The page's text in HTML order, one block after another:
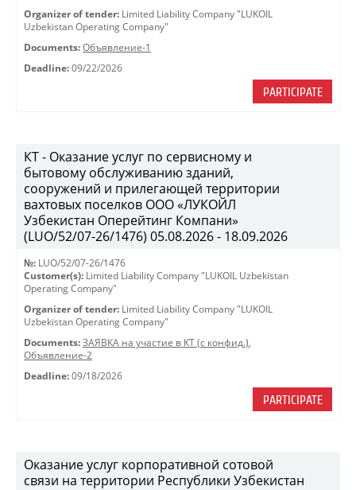
Organizer of tender: Limited Liability Company "LUKOIL
Uzbekistan Operating Company"
Documents: Объявление-1
Deadline: 09/22/2026
PARTICIPATE
КТ - Оказание услуг по сервисному и
бытовому обслуживанию зданий,
сооружений и прилегающей территории
вахтовых поселков ООО «ЛУКОЙЛ
Узбекистан Оперейтинг Компани»
(LUO/52/07-26/1476) 05.08.2026 - 18.09.2026
№: LUO/52/07-26/1476
Customer(s): Limited Liability Company "LUKOIL Uzbekistan
Operating Company"
Organizer of tender: Limited Liability Company "LUKOIL
Uzbekistan Operating Company"
Documents: ЗАЯВКА на участие в КТ (с конфид.),
Объявление-2
Deadline: 09/18/2026
PARTICIPATE
Оказание услуг корпоративной сотовой
связи на территории Республики Узбекистан